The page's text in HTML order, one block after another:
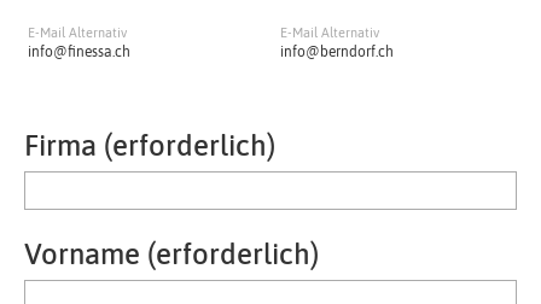
E-Mail Alternativ
info@finessa.ch
E-Mail Alternativ
info@berndorf.ch
Firma (erforderlich)
Vorname (erforderlich)